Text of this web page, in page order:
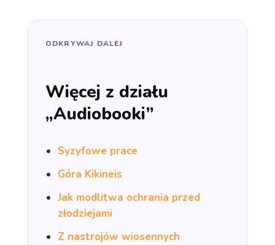
ODKRYWAJ DALEJ
Więcej z działu
„Audiobooki”
Syzyfowe prace
Góra Kikineis
Jak modlitwa ochrania przed
złodziejami
Z nastrojów wiosennych